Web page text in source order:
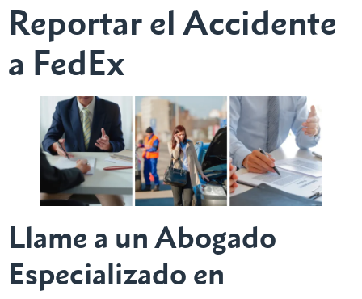
Reportar el Accidente
a FedEx
Llame a un Abogado
Especializado en